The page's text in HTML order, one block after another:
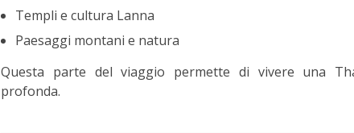
Templi e cultura Lanna
Paesaggi montani e natura
Questa parte del viaggio permette di vivere una
profonda.